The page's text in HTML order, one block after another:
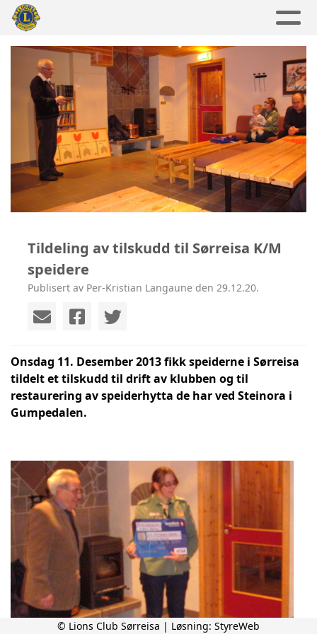
Tildeling av tilskudd til Sørreisa K/M
speidere
Publisert av Per-Kristian Langaune den 29.12.20.
Onsdag 11. Desember 2013 fikk speiderne i Sørreisa
tildelt et tilskudd til drift av klubben og til
restaurering av speiderhytta de har ved Steinora i
Gumpedalen.
© Lions Club Sørreisa | Løsning: StyreWeb